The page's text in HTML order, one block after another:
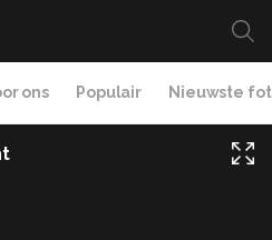
ons Populair Nieuwste